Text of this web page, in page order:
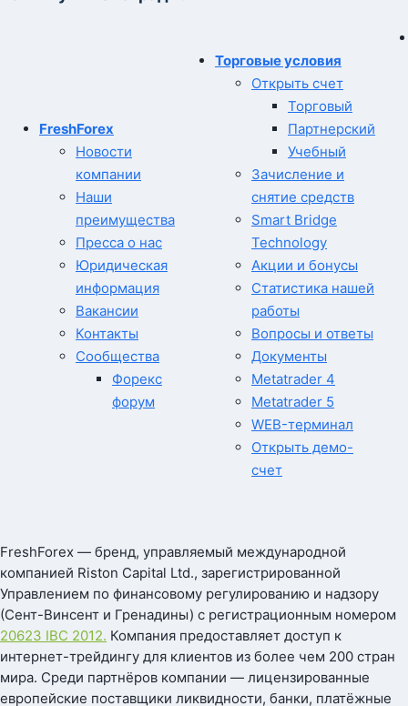
FreshForex
Новости
компании
Наши
преимущества
Пресса о нас
Юридическая
информация
Вакансии
Контакты
Сообщества
Форекс
форум
Торговые условия
Открыть счет
Торговый
Партнерский
Учебный
Зачисление и
снятие средств
Smart Bridge
Technology
Акции и бонусы
Статистика нашей
работы
Вопросы и ответы
Документы
Metatrader 4
Metatrader 5
WEB-терминал
Открыть демо-
счет
FreshForex — бренд, управляемый международной
компанией Riston Capital Ltd., зарегистрированной
Управлением по финансовому регулированию и надзору
(Сент-Винсент и Гренадины) с регистрационным номером
20623 IBC 2012. Компания предоставляет доступ к
интернет-трейдингу для клиентов из более чем 200 стран
мира. Среди партнёров компании — лицензированные
европейские поставщики ликвидности, банки, платёжные